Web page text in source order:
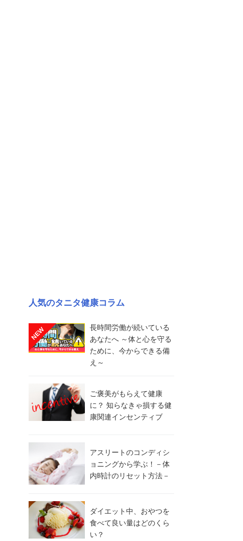
人気のタニタ健康コラム
NEW
長時間労働が続いている
あなたへ ～体と心を守る
ために、今からできる備
え～
ご褒美がもらえて健康
に？ 知らなきゃ損する健
康関連インセンティブ
アスリートのコンディシ
ョニングから学ぶ！－体
内時計のリセット方法－
ダイエット中、おやつを
食べて良い量はどのくら
い？